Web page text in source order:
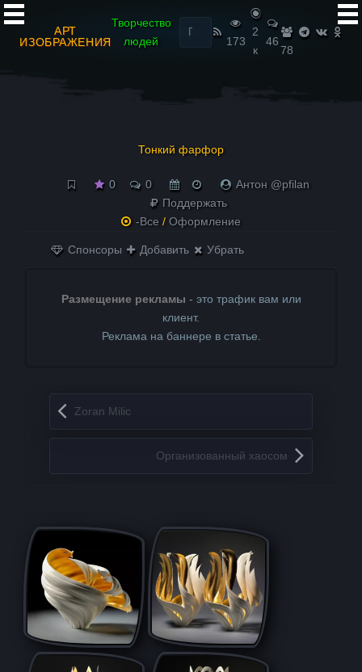
АРТ
ИЗОБРАЖЕНИЯ
Творчество
людей
Найти:
173
2
к
46
78
Тонкий фарфор
0 0
Антон @pfilan
Поддержать
-Все / Оформление
Спонсоры Добавить Убрать
Размещение рекламы - это трафик вам или
клиент.
Реклама на баннере в статье.
Запись навигация
Zoran Milic
Организованный хаосом